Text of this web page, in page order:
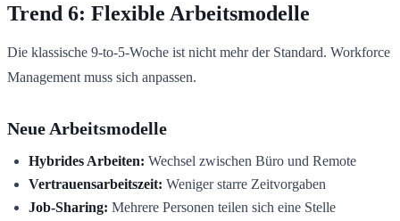
Trend 6: Flexible Arbeitsmodelle
Die klassische 9-to-5-Woche ist nicht mehr der Standard. Workforce
Management muss sich anpassen.
Neue Arbeitsmodelle
Hybrides Arbeiten: Wechsel zwischen Büro und Remote
Vertrauensarbeitszeit: Weniger starre Zeitvorgaben
Job-Sharing: Mehrere Personen teilen sich eine Stelle